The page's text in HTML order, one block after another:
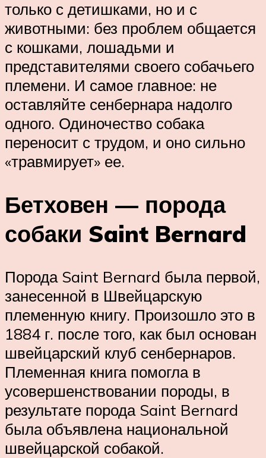
только с детишками, но и с
животными: без проблем общается
с кошками, лошадьми и
представителями своего собачьего
племени. И самое главное: не
оставляйте сенбернара надолго
одного. Одиночество собака
переносит с трудом, и оно сильно
«травмирует» ее.
Бетховен — порода
собаки Saint Bernard
Порода Saint Bernard была первой,
занесенной в Швейцарскую
племенную книгу. Произошло это в
1884 г. после того, как был основан
швейцарский клуб сенбернаров.
Племенная книга помогла в
усовершенствовании породы, в
результате порода Saint Bernard
была объявлена национальной
швейцарской собакой.